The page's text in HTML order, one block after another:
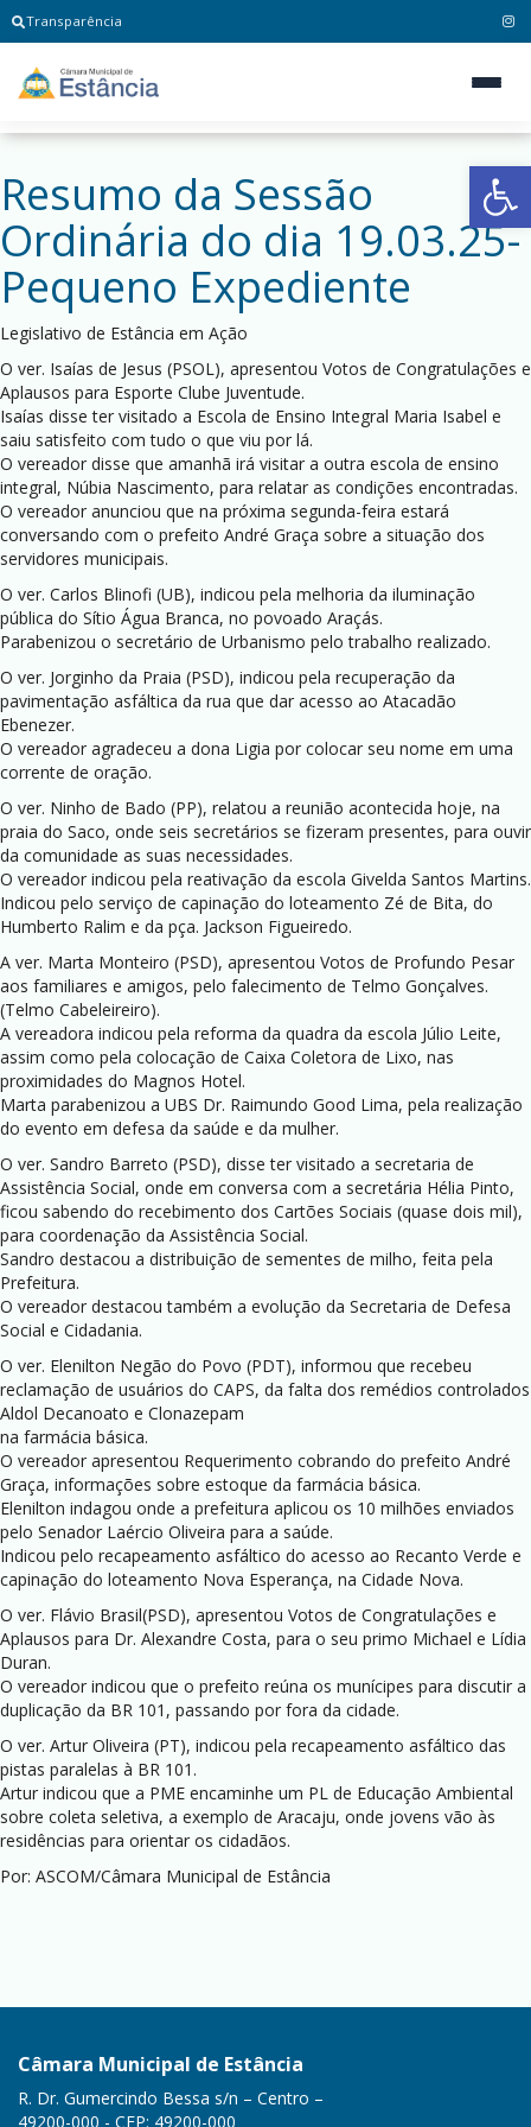
Transparência
Resumo da Sessão
Ordinária do dia 19.03.25-
Pequeno Expediente
Legislativo de Estância em Ação
O ver. Isaías de Jesus (PSOL), apresentou Votos de Congratulações e
Aplausos para Esporte Clube Juventude.
Isaías disse ter visitado a Escola de Ensino Integral Maria Isabel e
saiu satisfeito com tudo o que viu por lá.
O vereador disse que amanhã irá visitar a outra escola de ensino
integral, Núbia Nascimento, para relatar as condições encontradas.
O vereador anunciou que na próxima segunda-feira estará
conversando com o prefeito André Graça sobre a situação dos
servidores municipais.
O ver. Carlos Blinofi (UB), indicou pela melhoria da iluminação
pública do Sítio Água Branca, no povoado Araçás.
Parabenizou o secretário de Urbanismo pelo trabalho realizado.
O ver. Jorginho da Praia (PSD), indicou pela recuperação da
pavimentação asfáltica da rua que dar acesso ao Atacadão
Ebenezer.
O vereador agradeceu a dona Ligia por colocar seu nome em uma
corrente de oração.
O ver. Ninho de Bado (PP), relatou a reunião acontecida hoje, na
praia do Saco, onde seis secretários se fizeram presentes, para ouvir
da comunidade as suas necessidades.
O vereador indicou pela reativação da escola Givelda Santos Martins.
Indicou pelo serviço de capinação do loteamento Zé de Bita, do
Humberto Ralim e da pça. Jackson Figueiredo.
A ver. Marta Monteiro (PSD), apresentou Votos de Profundo Pesar
aos familiares e amigos, pelo falecimento de Telmo Gonçalves.
(Telmo Cabeleireiro).
A vereadora indicou pela reforma da quadra da escola Júlio Leite,
assim como pela colocação de Caixa Coletora de Lixo, nas
proximidades do Magnos Hotel.
Marta parabenizou a UBS Dr. Raimundo Good Lima, pela realização
do evento em defesa da saúde e da mulher.
O ver. Sandro Barreto (PSD), disse ter visitado a secretaria de
Assistência Social, onde em conversa com a secretária Hélia Pinto,
ficou sabendo do recebimento dos Cartões Sociais (quase dois mil),
para coordenação da Assistência Social.
Sandro destacou a distribuição de sementes de milho, feita pela
Prefeitura.
O vereador destacou também a evolução da Secretaria de Defesa
Social e Cidadania.
O ver. Elenilton Negão do Povo (PDT), informou que recebeu
reclamação de usuários do CAPS, da falta dos remédios controlados
Aldol Decanoato e Clonazepam
na farmácia básica.
O vereador apresentou Requerimento cobrando do prefeito André
Graça, informações sobre estoque da farmácia básica.
Elenilton indagou onde a prefeitura aplicou os 10 milhões enviados
pelo Senador Laércio Oliveira para a saúde.
Indicou pelo recapeamento asfáltico do acesso ao Recanto Verde e
capinação do loteamento Nova Esperança, na Cidade Nova.
O ver. Flávio Brasil(PSD), apresentou Votos de Congratulações e
Aplausos para Dr. Alexandre Costa, para o seu primo Michael e Lídia
Duran.
O vereador indicou que o prefeito reúna os munícipes para discutir a
duplicação da BR 101, passando por fora da cidade.
O ver. Artur Oliveira (PT), indicou pela recapeamento asfáltico das
pistas paralelas à BR 101.
Artur indicou que a PME encaminhe um PL de Educação Ambiental
sobre coleta seletiva, a exemplo de Aracaju, onde jovens vão às
residências para orientar os cidadãos.
Por: ASCOM/Câmara Municipal de Estância
Câmara Municipal de Estância
R. Dr. Gumercindo Bessa s/n – Centro –
49200-000 - CEP: 49200-000